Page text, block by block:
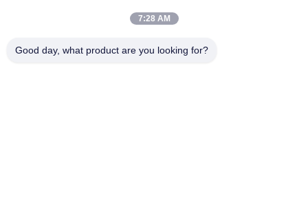
28 อุตสาหกรรมที่สอง Liu chong wei, Wanjiang, DongGuan,
86-769 -88125248
7:28 AM
Good day, what product are you looking for?